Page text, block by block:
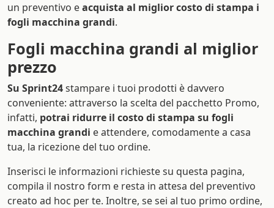
un preventivo eacquista al miglior costo di stampa i
fogli macchina grandi.
Fogli macchina grandi al miglior
prezzo
Su Sprint24stampare i tuoi prodotti è davvero
conveniente: attraverso la scelta del pacchetto Promo,
infatti, potrai ridurre il costo di stampa su fogli
macchina grandi e attendere, comodamente a casa
tua, la ricezione del tuo ordine.
Inserisci le informazioni richieste su questa pagina,
compila il nostro form e resta in attesa del preventivo
creato ad hoc per te. Inoltre, se sei al tuo primo ordine,